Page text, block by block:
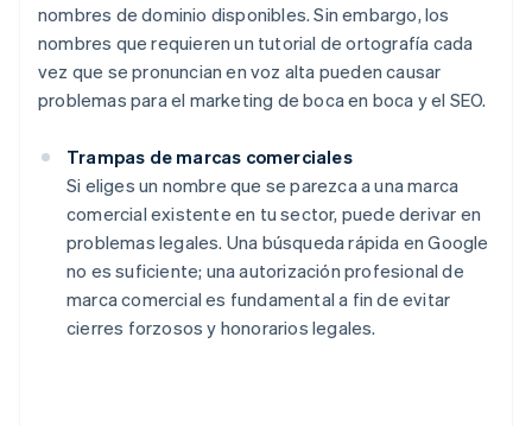
nombres de dominio disponibles. Sin embargo, los
nombres que requieren un tutorial de ortografía cada
vez que se pronuncian en voz alta pueden causar
problemas para el marketing de boca en boca y el SEO.
Trampas de marcas comerciales
Si eliges un nombre que se parezca a una marca
comercial existente en tu sector, puede derivar en
problemas legales. Una búsqueda rápida en Google
no es suficiente; una autorización profesional de
marca comercial es fundamental a fin de evitar
cierres forzosos y honorarios legales.